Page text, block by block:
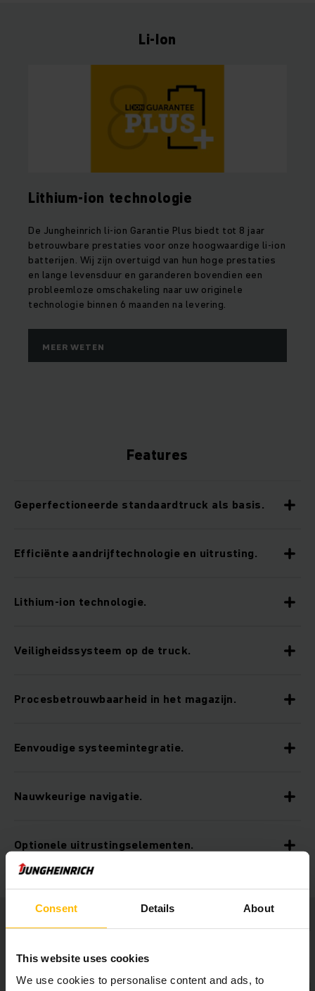
Consent Details About
This website uses cookies
We use cookies to personalise content and ads, to
Li-Ion
Lithium-ion technologie
De Jungheinrich li-ion Garantie Plus biedt tot 8 jaar
betrouwbare prestaties voor onze hoogwaardige li-ion
batterijen. Wij zijn overtuigd van hun hoge prestaties
en lange levensduur en garanderen bovendien een
probleemloze omschakeling naar uw originele
technologie binnen 6 maanden na levering.
MEER WETEN
Features
Geperfectioneerde standaardtruck als basis.
Efficiënte aandrijftechnologie en uitrusting.
Lithium-ion technologie.
Veiligheidssysteem op de truck.
Procesbetrouwbaarheid in het magazijn.
Eenvoudige systeemintegratie.
Nauwkeurige navigatie.
Optionele uitrustingselementen.